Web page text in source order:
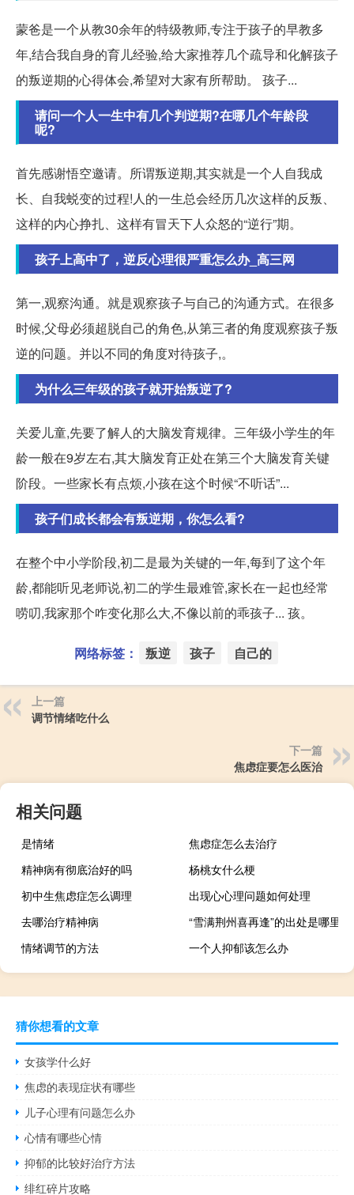
蒙爸是一个从教30余年的特级教师,专注于孩子的早教多
年,结合我自身的育儿经验,给大家推荐几个疏导和化解孩子
的叛逆期的心得体会,希望对大家有所帮助。 孩子...
请问一个人一生中有几个判逆期?在哪几个年龄段
呢?
首先感谢悟空邀请。所谓叛逆期,其实就是一个人自我成
长、自我蜕变的过程!人的一生总会经历几次这样的反叛、
这样的内心挣扎、这样有冒天下人众怒的“逆行”期。
孩子上高中了，逆反心理很严重怎么办_高三网
第一,观察沟通。就是观察孩子与自己的沟通方式。在很多
时候,父母必须超脱自己的角色,从第三者的角度观察孩子叛
逆的问题。并以不同的角度对待孩子,。
为什么三年级的孩子就开始叛逆了?
关爱儿童,先要了解人的大脑发育规律。三年级小学生的年
龄一般在9岁左右,其大脑发育正处在第三个大脑发育关键
阶段。一些家长有点烦,小孩在这个时候“不听话”...
孩子们成长都会有叛逆期，你怎么看?
在整个中小学阶段,初二是最为关键的一年,每到了这个年
龄,都能听见老师说,初二的学生最难管,家长在一起也经常
唠叨,我家那个咋变化那么大,不像以前的乖孩子... 孩。
网络标签： 叛逆 孩子 自己的
上一篇
调节情绪吃什么
下一篇
焦虑症要怎么医治
相关问题
是情绪
焦虑症怎么去治疗
精神病有彻底治好的吗
杨桃女什么梗
初中生焦虑症怎么调理
出现心心理问题如何处理
去哪治疗精神病
“雪满荆州喜再逢”的出处是哪里
情绪调节的方法
一个人抑郁该怎么办
猜你想看的文章
女孩学什么好
焦虑的表现症状有哪些
儿子心理有问题怎么办
心情有哪些心情
抑郁的比较好治疗方法
绯红碎片攻略